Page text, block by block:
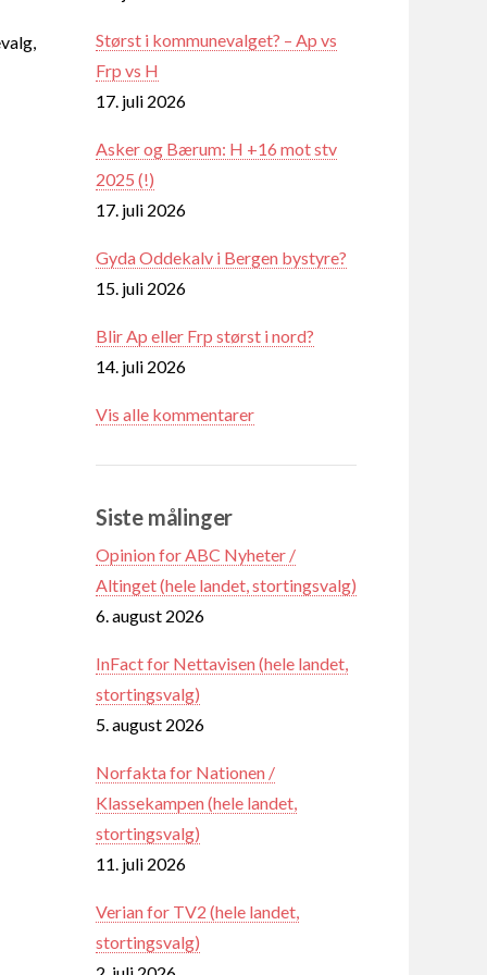
Størst i kommunevalget? – Ap vs
Frp vs H
17. juli 2026
Asker og Bærum: H +16 mot stv
2025 (!)
17. juli 2026
Gyda Oddekalv i Bergen bystyre?
15. juli 2026
Blir Ap eller Frp størst i nord?
14. juli 2026
Vis alle kommentarer
Siste målinger
Opinion for ABC Nyheter /
Altinget (hele landet, stortingsvalg)
6. august 2026
InFact for Nettavisen (hele landet,
stortingsvalg)
5. august 2026
Norfakta for Nationen /
Klassekampen (hele landet,
stortingsvalg)
11. juli 2026
Verian for TV2 (hele landet,
stortingsvalg)